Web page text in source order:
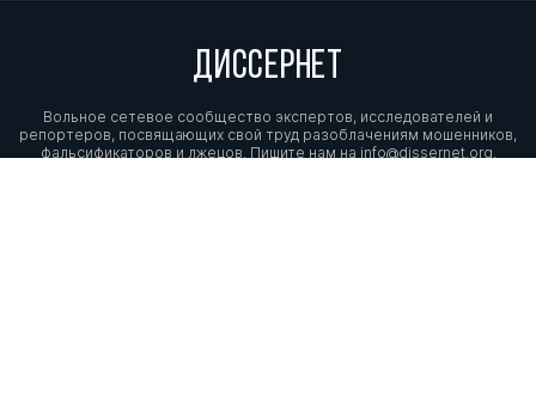
ДИССЕРНЕТ
Вольное сетевое сообщество экспертов, исследователей и
репортеров, посвящающих свой труд разоблачениям мошенников,
фальсификаторов и лжецов. Пишите нам на info@dissernet.org.